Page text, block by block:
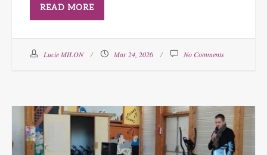
READ MORE
Lucie MILON Mar 24, 2026 No Comments